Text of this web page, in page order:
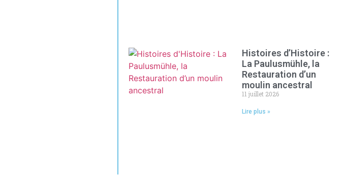
Histoires d’Histoire :
La Paulusmühle, la
Restauration d’un
moulin ancestral
11 juillet 2026
Lire plus »